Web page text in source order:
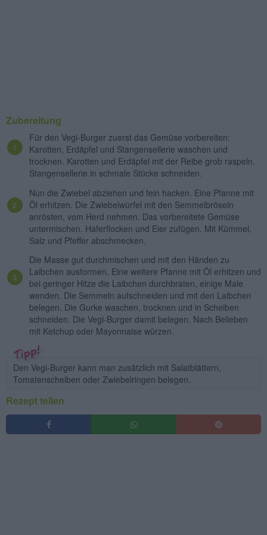
Zubereitung
Für den Vegi-Burger zuerst das Gemüse vorbereiten:
Karotten, Erdäpfel und Stangensellerie waschen und
trocknen. Karotten und Erdäpfel mit der Reibe grob raspeln.
Stangensellerie in schmale Stücke schneiden.
Nun die Zwiebel abziehen und fein hacken. Eine Pfanne mit
Öl erhitzen. Die Zwiebelwürfel mit den Semmelbröseln
anrösten, vom Herd nehmen. Das vorbereitete Gemüse
untermischen. Haferflocken und Eier zufügen. Mit Kümmel,
Salz und Pfeffer abschmecken.
Die Masse gut durchmischen und mit den Händen zu
Laibchen ausformen. Eine weitere Pfanne mit Öl erhitzen und
bei geringer Hitze die Laibchen durchbraten, einige Male
wenden. Die Semmeln aufschneiden und mit den Laibchen
belegen. Die Gurke waschen, trocknen und in Scheiben
schneiden. Die Vegi-Burger damit belegen. Nach Belieben
mit Ketchup oder Mayonnaise würzen.
Den Vegi-Burger kann man zusätzlich mit Salatblättern,
Tomatenscheiben oder Zwiebelringen belegen.
Rezept teilen